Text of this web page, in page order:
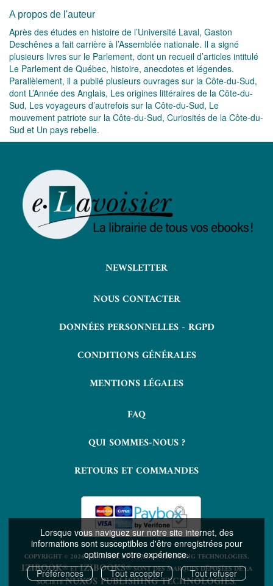
Lorsque vous naviguez sur notre site internet, des
informations sont susceptibles d'être enregistrées pour
optimiser votre expérience.
Préférences
Tout accepter Tout refuser
A propos de l'auteur
Après des études en histoire de l’Université Laval, Gaston
Deschênes a fait carrière à l’Assemblée nationale. Il a signé
plusieurs livres sur le Parlement, dont un recueil d’articles intitulé
Le Parlement de Québec, histoire, anecdotes et légendes.
Parallèlement, il a publié plusieurs ouvrages sur la Côte-du-Sud,
dont L’Année des Anglais, Les origines littéraires de la Côte-du-
Sud, Les voyageurs d’autrefois sur la Côte-du-Sud, Le
mouvement patriote sur la Côte-du-Sud, Curiosités de la Côte-du-
Sud et Un pays rebelle.
NEWSLETTER
NOUS CONTACTER
DONNÉES PERSONNELLES - RGPD
CONDITIONS GÉNÉRALES
MENTIONS LÉGALES
FAQ
QUI SOMMES-NOUS ?
RETOURS ET COMMANDES
COPYRIGHT © 2026 LAVOISIER ET NUXOS PUBLISHING TECHNOLOGIES.
IZIBOOK®ETIZIBOOKS®SONT DES MARQUES DÉPOSÉES DE LA
SOCIÉTÉNUXOS PUBLISHING TECHNOLOGIES.